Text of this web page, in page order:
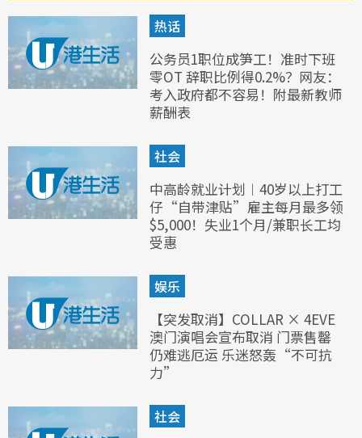
热话
公务员1职位成笋工！准时下班
零OT 辞职比例得0.2%？网友：
考入政府都不容易！附最新教师
薪酬表
社会
中高龄就业计划︱40岁以上打工
仔“自带津贴”雇主每月最多领
$5,000！失业1个月/兼职长工均
受惠
娱乐
【突发取消】COLLAR × 4EVE
澳门演唱会宣布取消 门票售罄
仍难逃厄运 乐迷怒轰“不可抗
力”
社会